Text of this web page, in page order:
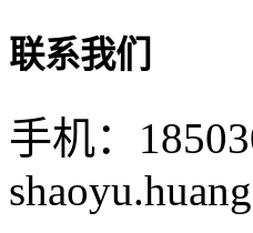
联系我们
手机：